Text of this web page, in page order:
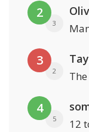
2
3
3
2
4
5 12